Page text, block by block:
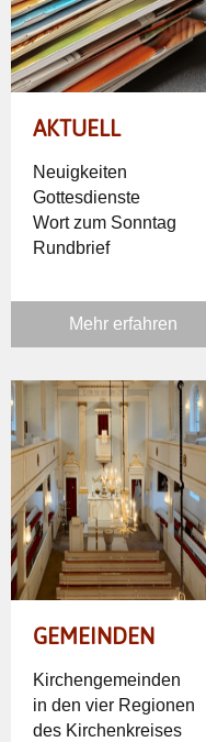
AKTUELL
Neuigkeiten
Gottesdienste
Wort zum Sonntag
Rundbrief
Mehr erfahren
GEMEINDEN
Kirchengemeinden
in den vier Regionen
des Kirchenkreises